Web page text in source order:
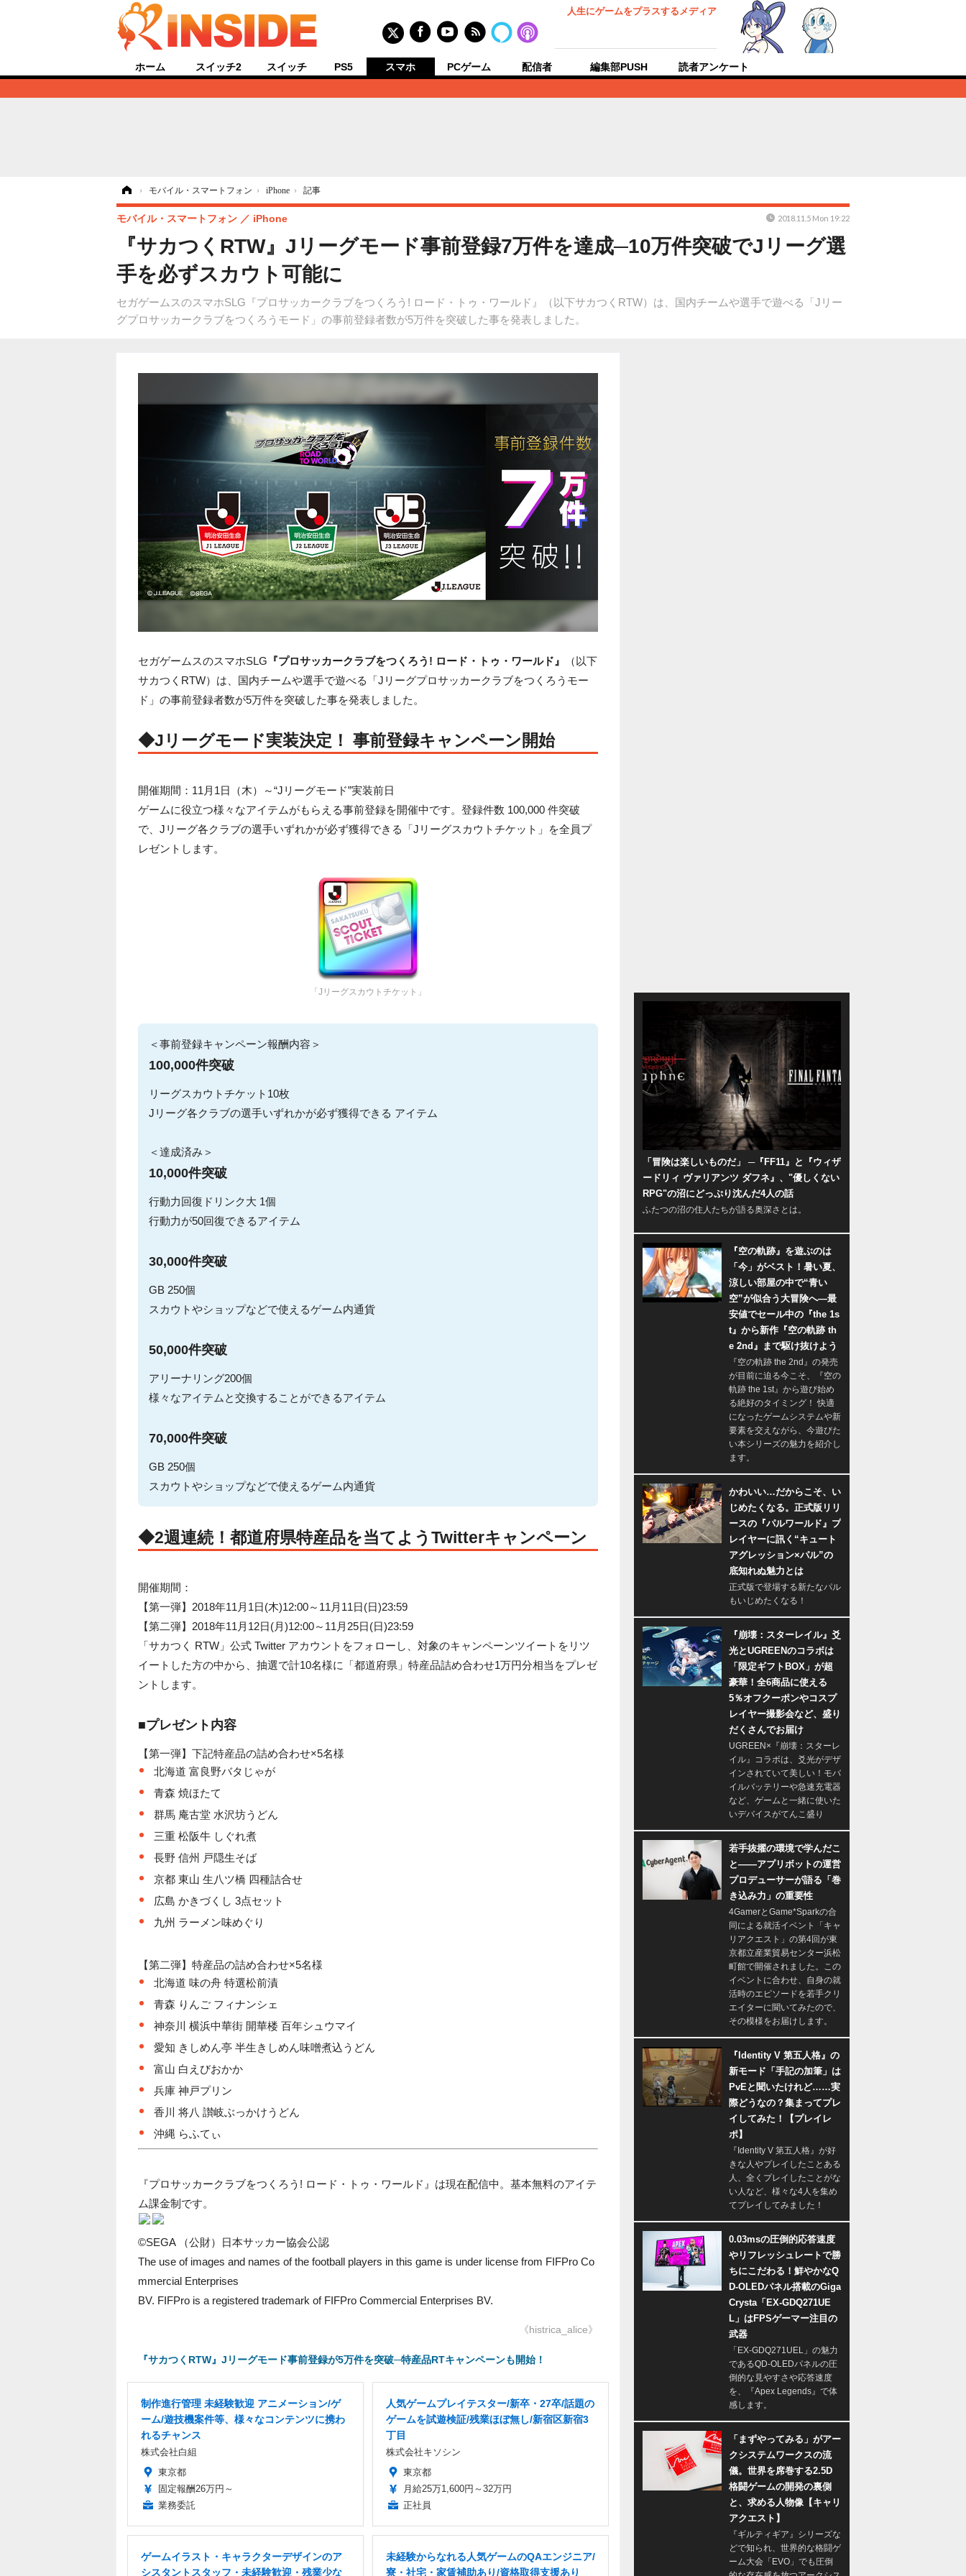
人生にゲームをプラスするメディア
ホーム スイッチ2 スイッチ PS5 スマホ PCゲーム 配信者 編集部PUSH 読者アンケート
› モバイル・スマートフォン › iPhone › 記事
『サカつくRTW』Jリーグモード事前登録7万件を達成─10万件突破でJリーグ選
手を必ずスカウト可能に
セガゲームスのスマホSLG『プロサッカークラブをつくろう! ロード・トゥ・ワールド』（以下サカつくRTW）は、国内チームや選手で遊べる「Jリー
グプロサッカークラブをつくろうモード」の事前登録者数が5万件を突破した事を発表しました。
モバイル・スマートフォン iPhone 2018.11.5 Mon 19:22
セガゲームスのスマホSLG 『プロサッカークラブをつくろう! ロード・トゥ・ワールド』
（以下
サカつくRTW）は、国内チームや選手で遊べる「Jリーグプロサッカークラブをつくろうモー
ド」の事前登録者数が5万件を突破した事を発表しました。
◆Jリーグモード実装決定！ 事前登録キャンペーン開始
開催期間：11月1日（木）～“Jリーグモード”実装前日
ゲームに役立つ様々なアイテムがもらえる事前登録を開催中です。登録件数 100,000 件突破
で、Jリーグ各クラブの選手いずれかが必ず獲得できる「Jリーグスカウトチケット」を全員プ
レゼントします。
「Jリーグスカウトチケット」
＜事前登録キャンペーン報酬内容＞
100,000件突破
リーグスカウトチケット10枚
Jリーグ各クラブの選手いずれかが必ず獲得できる アイテム
＜達成済み＞
10,000件突破
行動力回復ドリンク大 1個
行動力が50回復できるアイテム
30,000件突破
GB 250個
スカウトやショップなどで使えるゲーム内通貨
50,000件突破
アリーナリング200個
様々なアイテムと交換することができるアイテム
70,000件突破
GB 250個
スカウトやショップなどで使えるゲーム内通貨
◆2週連続！都道府県特産品を当てようTwitterキャンペーン
開催期間：
【第一弾】2018年11月1日(木)12:00～11月11日(日)23:59
【第二弾】2018年11月12日(月)12:00～11月25日(日)23:59
「サカつく RTW」公式 Twitter アカウントをフォローし、対象のキャンペーンツイートをリツ
イートした方の中から、抽選で計10名様に「都道府県」特産品詰め合わせ1万円分相当をプレゼ
ントします。
■プレゼント内容
【第一弾】下記特産品の詰め合わせ×5名様
北海道 富良野バタじゃが
青森 焼ほたて
群馬 庵古堂 水沢坊うどん
三重 松阪牛 しぐれ煮
長野 信州 戸隠生そば
京都 東山 生八ツ橋 四種詰合せ
広島 かきづくし 3点セット
九州 ラーメン味めぐり
【第二弾】特産品の詰め合わせ×5名様
北海道 味の舟 特選松前漬
青森 りんご フィナンシェ
神奈川 横浜中華街 開華楼 百年シュウマイ
愛知 きしめん亭 半生きしめん味噌煮込うどん
富山 白えびおかか
兵庫 神戸プリン
香川 将八 讃岐ぶっかけうどん
沖縄 らふてぃ
『プロサッカークラブをつくろう! ロード・トゥ・ワールド』は現在配信中。基本無料のアイテ
ム課金制です。
©SEGA （公財）日本サッカー協会公認
The use of images and names of the football players in this game is under license from FIFPro Co
mmercial Enterprises
BV. FIFPro is a registered trademark of FIFPro Commercial Enterprises BV.
《histrica_alice》
『サカつくRTW』Jリーグモード事前登録が5万件を突破─特産品RTキャンペーンも開始！
制作進行管理 未経験歓迎 アニメーション/ゲ
ーム/遊技機案件等、様々なコンテンツに携わ
れるチャンス
株式会社白組
東京都
固定報酬26万円～
業務委託
人気ゲームプレイテスター/新卒・27卒/話題の
ゲームを試遊検証/残業ほぼ無し/新宿区新宿3
丁目
株式会社キソシン
東京都
月給25万1,600円～32万円
正社員
ゲームイラスト・キャラクターデザインのア
シスタントスタッフ・未経験歓迎・残業少な
未経験からなれる人気ゲームのQAエンジニア/
寮・社宅・家賃補助あり/資格取得支援あり
「冒険は楽しいものだ」 ─『FF11』と『ウィザ
ードリィ ヴァリアンツ ダフネ』、"優しくない
RPG"の沼にどっぷり沈んだ4人の話
ふたつの沼の住人たちが語る奥深さとは。
『空の軌跡』を遊ぶのは
「今」がベスト！暑い夏、
涼しい部屋の中で“青い
空”が似合う大冒険へ―最
安値でセール中の『the 1s
t』から新作『空の軌跡 th
e 2nd』まで駆け抜けよう
『空の軌跡 the 2nd』の発売
が目前に迫る今こそ、『空の
軌跡 the 1st』から遊び始め
る絶好のタイミング！ 快適
になったゲームシステムや新
要素を交えながら、今遊びた
い本シリーズの魅力を紹介し
ます。
かわいい…だからこそ、い
じめたくなる。正式版リリ
ースの『パルワールド』プ
レイヤーに訊く“キュート
アグレッション×パル”の
底知れぬ魅力とは
正式版で登場する新たなパル
もいじめたくなる！
『崩壊：スターレイル』爻
光とUGREENのコラボは
「限定ギフトBOX」が超
豪華！全6商品に使える
5％オフクーポンやコスプ
レイヤー撮影会など、盛り
だくさんでお届け
UGREEN×『崩壊：スターレ
イル』コラボは、爻光がデザ
インされていて美しい！モバ
イルバッテリーや急速充電器
など、ゲームと一緒に使いた
いデバイスがてんこ盛り
若手抜擢の環境で学んだこ
と――アプリボットの運営
プロデューサーが語る「巻
き込み力」の重要性
4GamerとGame*Sparkの合
同による就活イベント「キャ
リアクエスト」の第4回が東
京都立産業貿易センター浜松
町館で開催されました。この
イベントに合わせ、自身の就
活時のエピソードを若手クリ
エイターに聞いてみたので、
その模様をお届けします。
『Identity V 第五人格』の
新モード「手記の加筆」は
PvEと聞いたけれど……実
際どうなの？集まってプレ
イしてみた！【プレイレ
ポ】
『Identity V 第五人格』が好
きな人やプレイしたことある
人、全くプレイしたことがな
い人など、様々な4人を集め
てプレイしてみました！
0.03msの圧倒的応答速度
やリフレッシュレートで勝
ちにこだわる！鮮やかなQ
D-OLEDパネル搭載のGiga
Crysta「EX-GDQ271UE
L」はFPSゲーマー注目の
武器
「EX-GDQ271UEL」の魅力
であるQD-OLEDパネルの圧
倒的な見やすさや応答速度
を、『Apex Legends』で体
感します。
「まずやってみる」がアー
クシステムワークスの流
儀。世界を席巻する2.5D
格闘ゲームの開発の裏側
と、求める人物像【キャリ
アクエスト】
『ギルティギア』シリーズな
どで知られ、世界的な格闘ゲ
ーム大会「EVO」でも圧倒